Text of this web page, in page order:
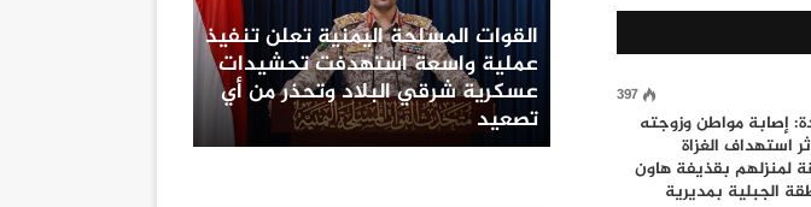
397
إصابة مواطن وزوجته
استهداف الغزاة
لمنزلهم بقذيفة هاون
الجبلية بمديرية
القوات المسلحة اليمنية تعلن تنفيذ
عملية واسعة استهدفت تحشيدات
عسكرية شرقي البلاد وتحذر من أي
تصعيد